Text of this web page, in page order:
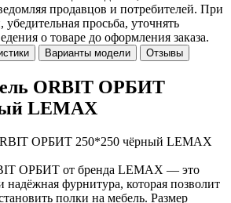
продавцов и потребителей. При
просьба, уточнять
о товаре до оформления заказа.
Варианты модели Отзывы
ORBIT ОРБИТ
LEMAX
ОРБИТ от бренда LEMAX — это
надёжная фурнитура, которая позволит
полки на мебель. Размер